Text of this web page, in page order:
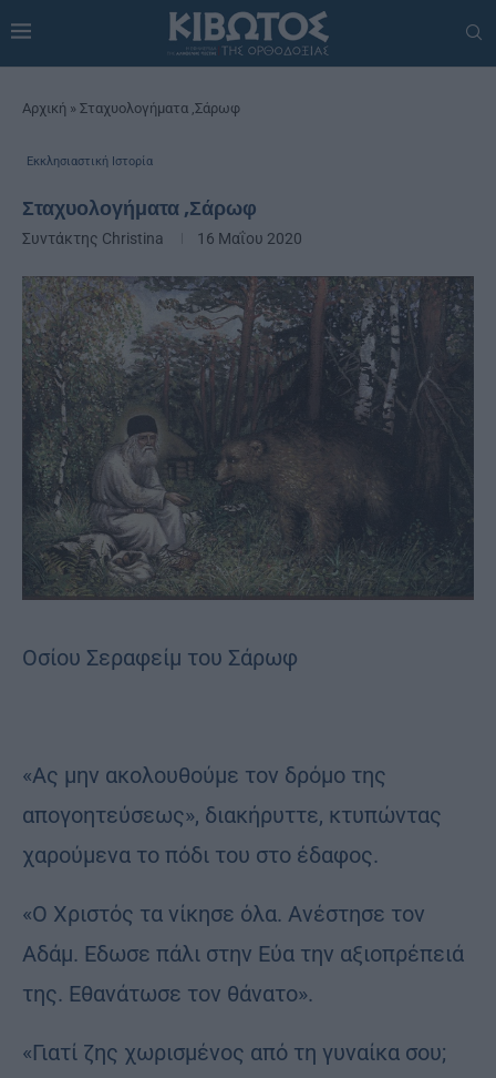
Αρχική » Σταχυολογήματα ,Σάρωφ
Εκκλησιαστική Ιστορία
Σταχυολογήματα ,Σάρωφ
Συντάκτης Christina 16 Μαΐου 2020
Οσίου Σεραφείμ του Σάρωφ
«Ας μην ακολουθούμε τον δρόμο της
απογοητεύσεως», διακήρυττε, κτυπώντας
χαρούμενα το πόδι του στο έδαφος.
«Ο Χριστός τα νίκησε όλα. Ανέστησε τον
Αδάμ. Εδωσε πάλι στην Εύα την αξιοπρέπειά
της. Εθανάτωσε τον θάνατο».
«Γιατί ζης χωρισμένος από τη γυναίκα σου;